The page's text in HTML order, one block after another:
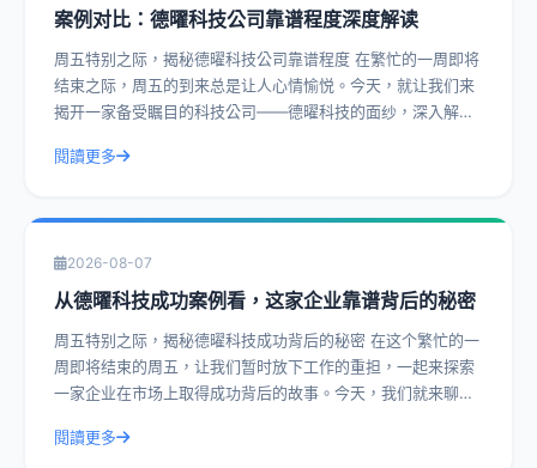
案例对比：德曜科技公司靠谱程度深度解读
周五特别之际，揭秘德曜科技公司靠谱程度 在繁忙的一周即将
结束之际，周五的到来总是让人心情愉悦。今天，就让我们来
揭开一家备受瞩目的科技公司——德曜科技的面纱，深入解读
閱讀更多
2026-08-07
从德曜科技成功案例看，这家企业靠谱背后的秘密
周五特别之际，揭秘德曜科技成功背后的秘密 在这个繁忙的一
周即将结束的周五，让我们暂时放下工作的重担，一起来探索
一家企业在市场上取得成功背后的故事。今天，我们就来聊聊
閱讀更多